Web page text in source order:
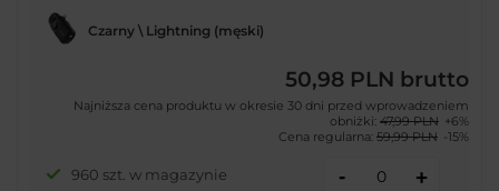
Czarny \ Lightning (męski)
50,98 PLN brutto
Najniższa cena produktu w okresie 30 dni przed wprowadzeniem
obniżki: 47,99 PLN +6%
Cena regularna: 59,99 PLN -15%
960 szt. w magazynie - +